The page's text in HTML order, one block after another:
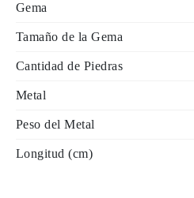
Gema
Tamaño de la Gema
Cantidad de Piedras
Metal
Peso del Metal
Longitud (cm)